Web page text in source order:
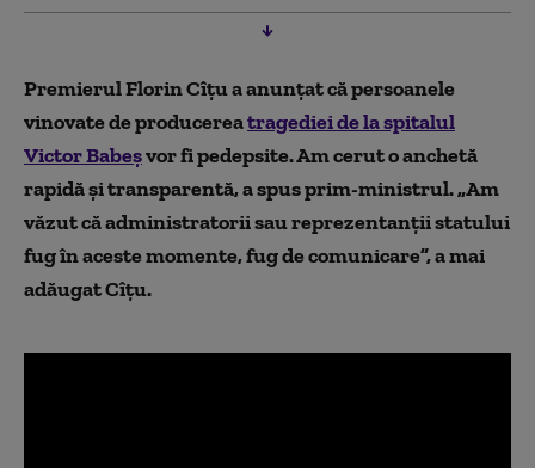
Premierul Florin Cîțu a anunțat că persoanele
vinovate de producereatragediei de la spitalul
Victor Babeșvor fi pedepsite. Am cerut o anchetă
rapidă și transparentă, a spus prim-ministrul. „Am
văzut că administratorii sau reprezentanții statului
fug în aceste momente, fug de comunicare”, a mai
adăugat Cîțu.